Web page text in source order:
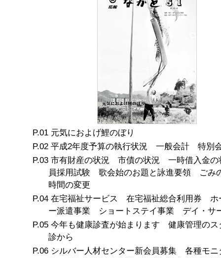
元気におよげ鯉のぼり
平成2年度予算の執行状況 一般会計 特別
市有財産の状況 市債の状況 一時借入金
員採用試験 歌会始のお題と詠進要領 ごみ
時間の変更
在宅福祉サービス 在宅福祉総合利用券 ホ
ー派遣事業 ショートステイ事業 デイ・サ
今年も健康診査が始まります 健康管理のス
診から
シルバー人材センター新会員募集 各種モニ